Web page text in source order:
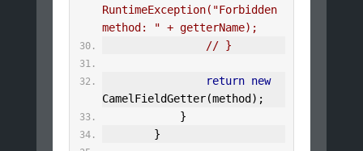
RuntimeException("Forbidden
method: " + getterName);
// }
return new
CamelFieldGetter(method );
}
}